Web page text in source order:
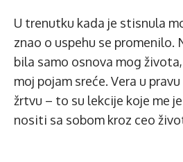
U trenutku kada je stisnula
znao o uspehu se promenilo.
bila samo osnova mog
moj pojam sreće. Vera u
žrtvu – to su lekcije koje me
nositi sa sobom kroz ceo